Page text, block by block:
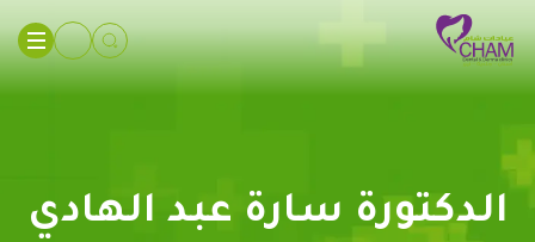
الدكتورة سارة عبد الهادي